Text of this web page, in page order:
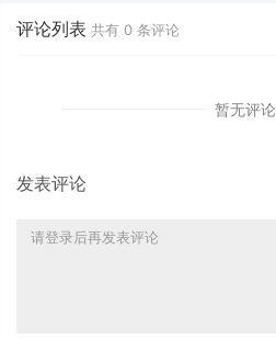
评论列表 共有 0 条评论
暂无评论
发表评论